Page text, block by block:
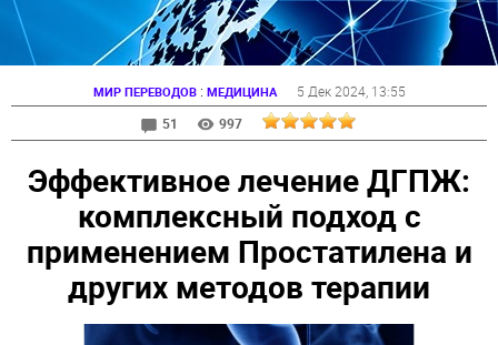
МИР ПЕРЕВОДОВ: МЕДИЦИНА 5 Дек 2024, 13:55
51
997
Эффективное лечение ДГПЖ:
комплексный подход с
применением Простатилена и
других методов терапии